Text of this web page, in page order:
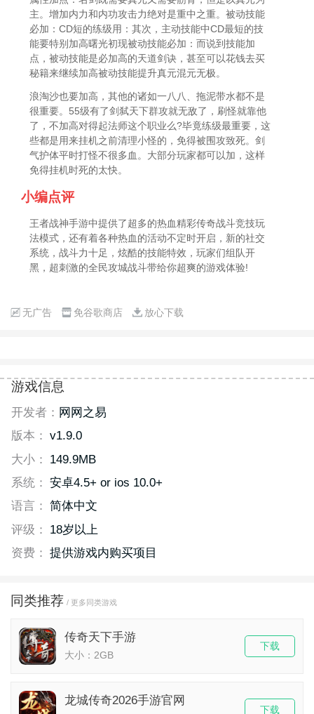
主。增加内力和内功攻击力绝对是重中之重。被动技能
必加：CD短的练级用：其次，主动技能中CD最短的技
能要特别加高曙光初现被动技能必加：而说到技能加
点，被动技能是必加高的天道剑诀，甚至可以花钱去买
秘籍来继续加高被动技能提升真元混元无极。
浪淘沙也要加高，其他的诸如一八八、拖泥带水都不是
很重要。55级有了剑弑天下群攻就无敌了，刷怪就靠他
了，不加高对得起法师这个职业么?毕竟练级最重要，这
些都是用来挂机之前清理小怪的，免得被围攻致死。剑
气护体平时打怪不很多血。大部分玩家都可以加，这样
免得挂机时死的太快。
小编点评
王者战神手游中提供了超多的热血精彩传奇战斗竞技玩
法模式，还有着各种热血的活动不定时开启，新的社交
系统，战斗力十足，炫酷的技能特效，玩家们组队开
黑，超刺激的全民攻城战斗带给你超爽的游戏体验!
无广告 免谷歌商店 放心下载
游戏信息
开发者： 网网之易
版本： v1.9.0
大小：
149.9MB
系统： 安卓4.5+ or ios 10.0+
语言： 简体中文
评级：
18岁以上
资费： 提供游戏内购买项目
同类推荐 / 更多同类游戏
传奇天下手游
大小：2GB
下载
龙城传奇2026手游官网
下载